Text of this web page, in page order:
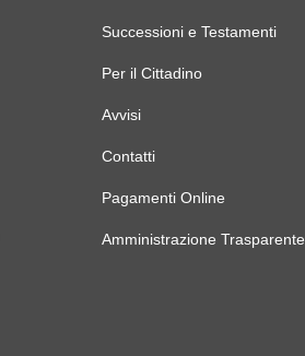
Successioni e Testamenti
Per il Cittadino
Avvisi
Contatti
Pagamenti Online
Amministrazione Trasparente